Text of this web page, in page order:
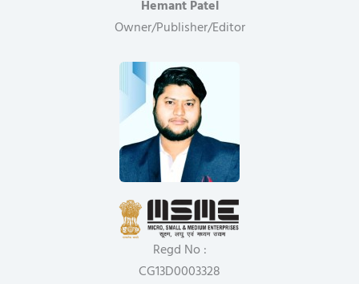
Hemant Patel
Owner/Publisher/Editor
Regd No :
CG13D0003328